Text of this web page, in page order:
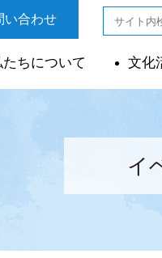
い合わせ
たちについて 文化
イ